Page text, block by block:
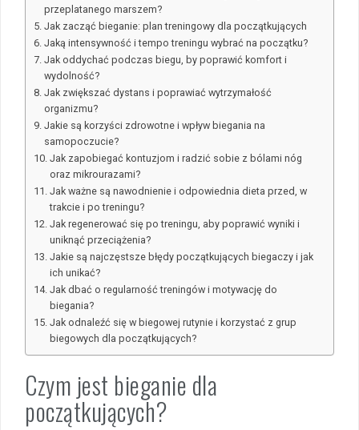
przeplatanego marszem?
Jak zacząć bieganie: plan treningowy dla początkujących
Jaką intensywność i tempo treningu wybrać na początku?
Jak oddychać podczas biegu, by poprawić komfort i
wydolność?
Jak zwiększać dystans i poprawiać wytrzymałość
organizmu?
Jakie są korzyści zdrowotne i wpływ biegania na
samopoczucie?
Jak zapobiegać kontuzjom i radzić sobie z bólami nóg
oraz mikrourazami?
Jak ważne są nawodnienie i odpowiednia dieta przed, w
trakcie i po treningu?
Jak regenerować się po treningu, aby poprawić wyniki i
uniknąć przeciążenia?
Jakie są najczęstsze błędy początkujących biegaczy i jak
ich unikać?
Jak dbać o regularność treningów i motywację do
biegania?
Jak odnaleźć się w biegowej rutynie i korzystać z grup
biegowych dla początkujących?
Czym jest bieganie dla
początkujących?